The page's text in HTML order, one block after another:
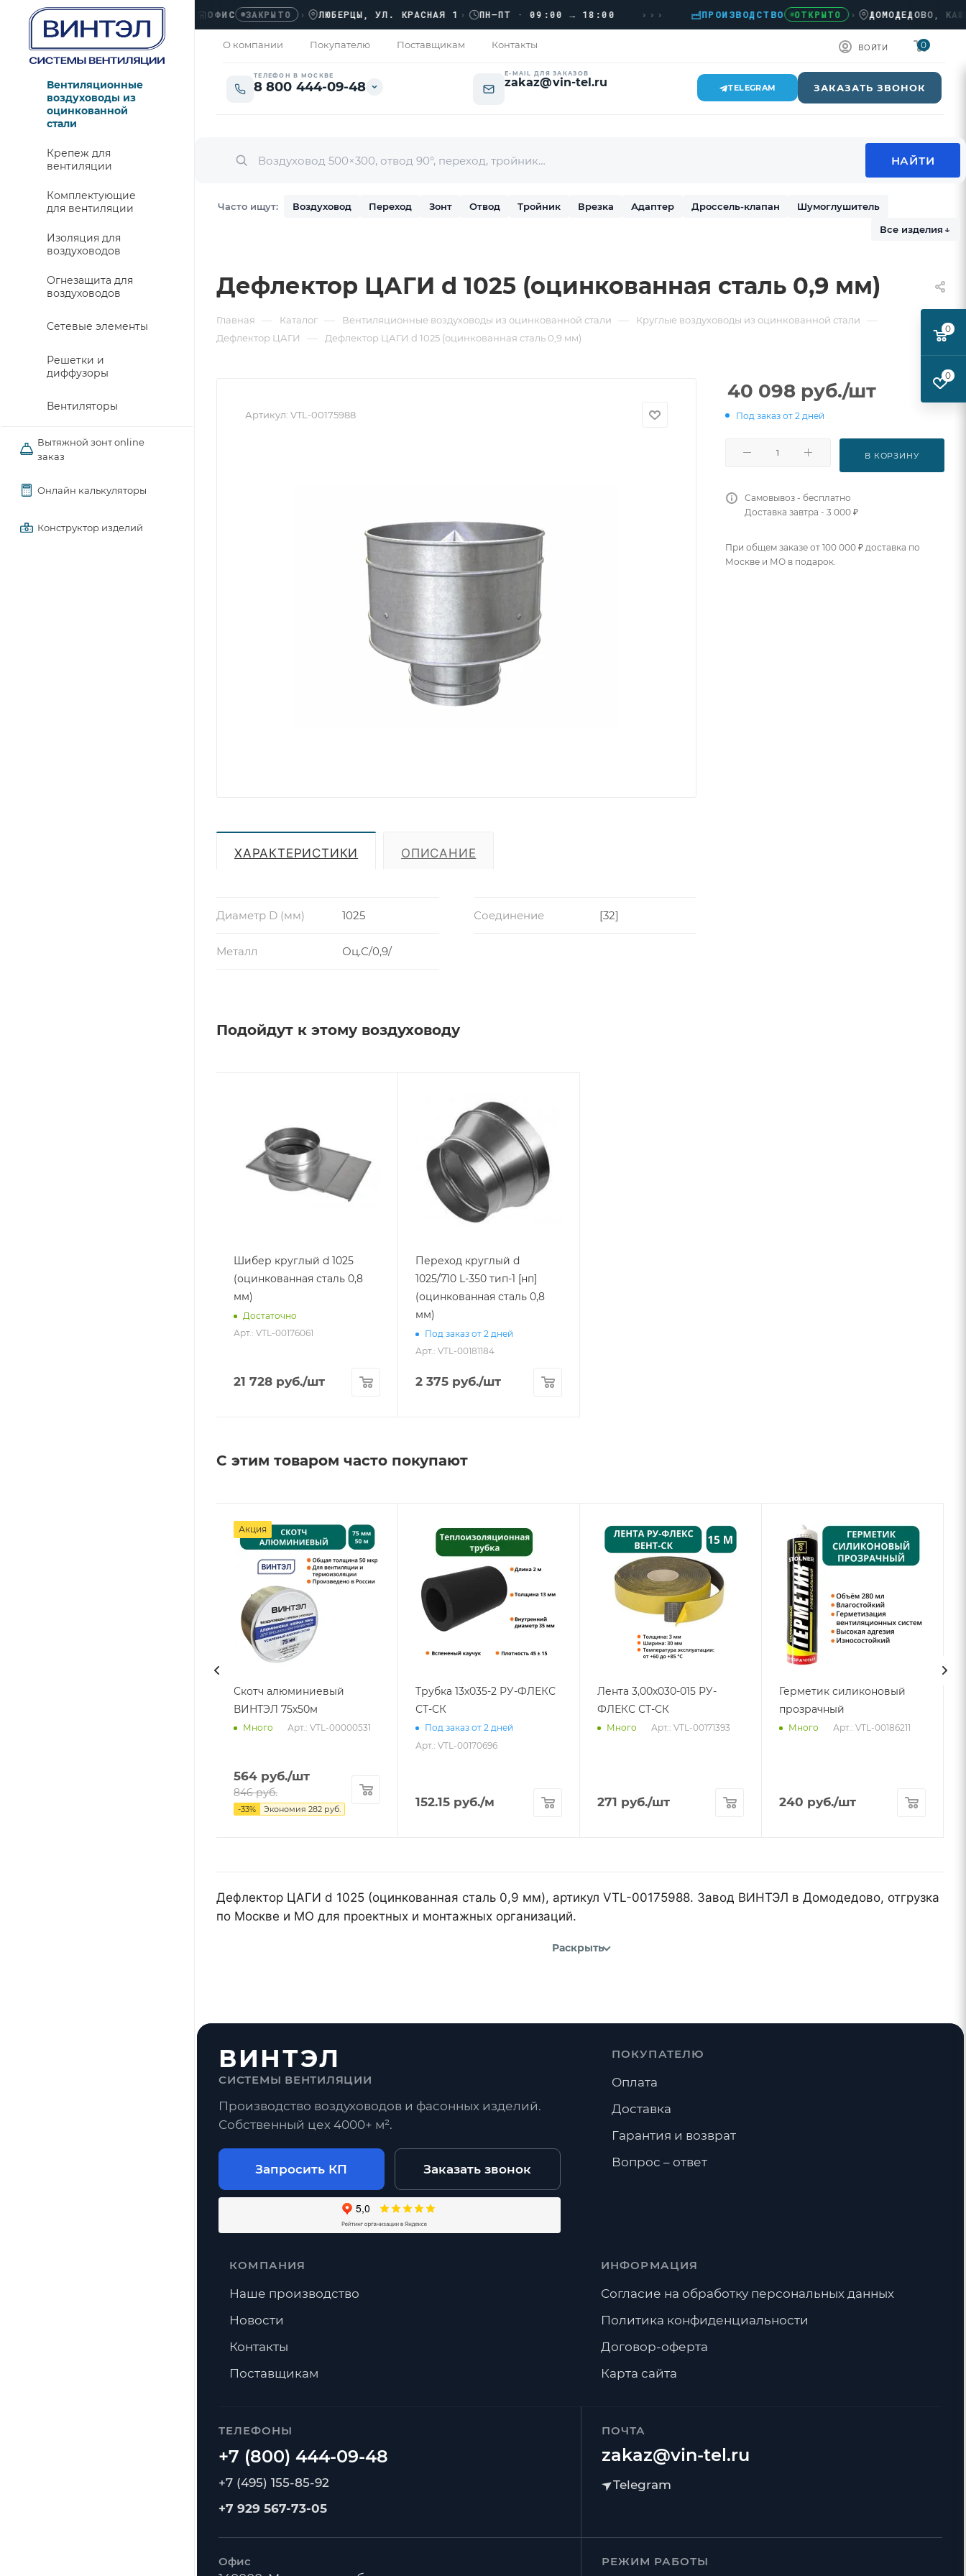
ОФИС ЗАКРЫТО › ЛЮБЕРЦЫ, УЛ. КРАСНАЯ 1› ПН–ПТ · 09:00 → 18:00 ››› ПРОИЗВОДСТВО ОТКРЫТО › ДОМОДЕДОВО,
О компании Покупателю Поставщикам Контакты ВОЙТИ 0
ТЕЛЕФОН В МОСКВЕ
8 800 444-09-48
E-MAIL ДЛЯ ЗАКАЗОВ
zakaz@vin-tel.ru TELEGRAM ЗАКАЗАТЬ ЗВОНОК
Часто ищут: Воздуховод Переход Зонт Отвод Тройник Врезка Адаптер Дроссель-клапан
Шумоглушитель
Все изделия ↓
Вентиляционные
воздуховоды из
оцинкованной
стали
Крепеж для
вентиляции
Комплектующие
для вентиляции
Изоляция для
воздуховодов
Огнезащита для
воздуховодов
Сетевые элементы
Решетки и
диффузоры
Вентиляторы
Вытяжной зонт online
заказ
Онлайн калькуляторы
Конструктор изделий
Дефлектор ЦАГИ d 1025 (оцинкованная сталь 0,9 мм)
Главная — Каталог — Вентиляционные воздуховоды из оцинкованной стали — Круглые воздуховоды из оцинкованной стали —
Дефлектор ЦАГИ — Дефлектор ЦАГИ d 1025 (оцинкованная сталь 0,9 мм)
Артикул: VTL-00175988
ХАРАКТЕРИСТИКИ ОПИСАНИЕ
Диаметр D (мм) 1025 Соединение [32]
Металл Оц.С/0,9/
40 098 руб./шт
Под заказ от 2 дней
В КОРЗИНУ
Самовывоз - бесплатно
Доставка завтра - 3 000 ₽
При общем заказе от 100 000 ₽ доставка по
Москве и МО в подарок.
Подойдут к этому воздуховоду
Шибер круглый d 1025
(оцинкованная сталь 0,8
мм)
Достаточно
Арт.: VTL-00176061
21 728 руб./шт
Переход круглый d
1025/710 L-350 тип-1 [нп]
(оцинкованная сталь 0,8
мм)
Под заказ от 2 дней
Арт.: VTL-00181184
2 375 руб./шт
С этим товаром часто покупают
Акция
Скотч алюминиевый
ВИНТЭЛ 75х50м
Много Арт.: VTL-00000531
564 руб./шт
846руб.
-33% Экономия 282 руб.
Трубка 13х035-2 РУ-ФЛЕКС
СТ-СК
Под заказ от 2 дней
Арт.: VTL-00170696
152.15 руб./м
Лента 3,00х030-015 РУ-
ФЛЕКС СТ-СК
Много Арт.: VTL-00171393
271 руб./шт
Герметик силиконовый
прозрачный
Много Арт.: VTL-00186211
240 руб./шт
Дефлектор ЦАГИ d 1025 (оцинкованная сталь 0,9 мм), артикул VTL-00175988. Завод ВИНТЭЛ в Домодедово, отгрузка
по Москве и МО для проектных и монтажных организаций.
Раскрыть
ВИНТЭЛ
СИСТЕМЫ ВЕНТИЛЯЦИИ
Производство воздуховодов и фасонных изделий.
Собственный цех 4000+ м².
Запросить КП Заказать звонок
ТЕЛЕФОНЫ
+7 (495) 155-85-92
+7 929 567-73-05
ПОЧТА
zakaz@vin-tel.ru
Офис РЕЖИМ РАБОТЫ
ПОКУПАТЕЛЮ
Оплата
Доставка
Гарантия и возврат
Вопрос – ответ
КОМПАНИЯ
Наше производство
Новости
Контакты
Поставщикам
ИНФОРМАЦИЯ
Согласие на обработку персональных данных
Политика конфиденциальности
Договор-оферта
Карта сайта
0
0